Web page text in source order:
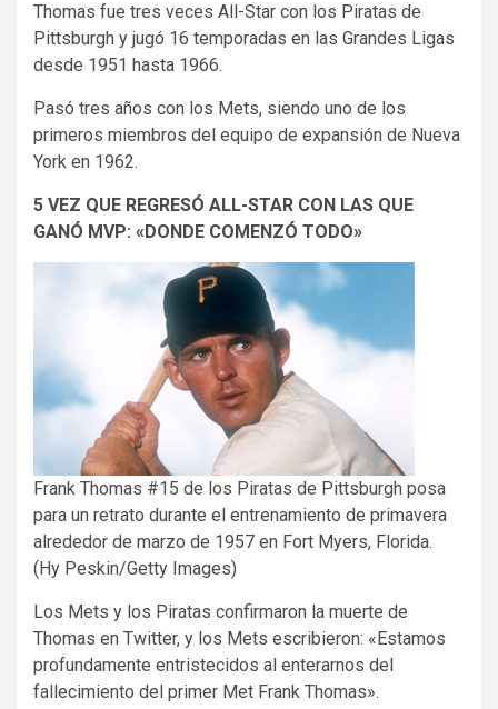
Thomas fue tres veces All-Star con los Piratas de
Pittsburgh y jugó 16 temporadas en las Grandes Ligas
desde 1951 hasta 1966.
Pasó tres años con los Mets, siendo uno de los
primeros miembros del equipo de expansión de Nueva
York en 1962.
5 VEZ QUE REGRESÓ ALL-STAR CON LAS QUE
GANÓ MVP: «DONDE COMENZÓ TODO»
Frank Thomas #15 de los Piratas de Pittsburgh posa
para un retrato durante el entrenamiento de primavera
alrededor de marzo de 1957 en Fort Myers, Florida.
(Hy Peskin/Getty Images)
Los Mets y los Piratas confirmaron la muerte de
Thomas en Twitter, y los Mets escribieron: «Estamos
profundamente entristecidos al enterarnos del
fallecimiento del primer Met Frank Thomas».